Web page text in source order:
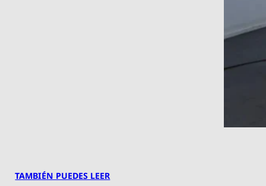
TAMBIÉN PUEDES LEER